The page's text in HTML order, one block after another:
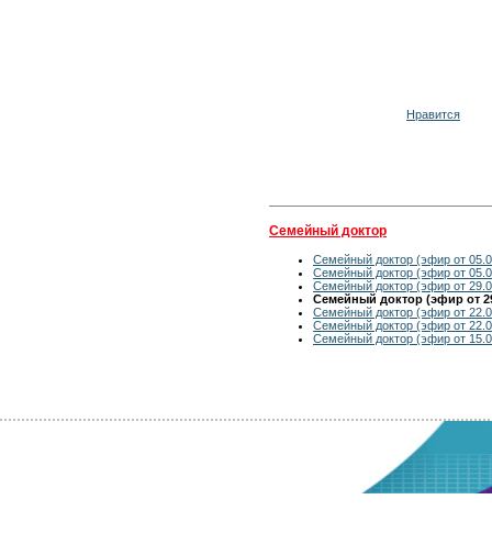
Нравится
Семейный доктор
Семейный доктор (эфир от
Семейный доктор (эфир от
Семейный доктор (эфир от
Семейный доктор (эфир от
Семейный доктор (эфир от
Семейный доктор (эфир от
Семейный доктор (эфир от